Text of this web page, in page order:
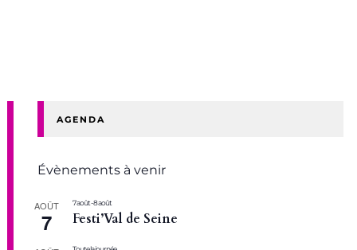
AGENDA
Évènements à venir
AOÛT
7
7 août-8 août
Festi’Val de Seine